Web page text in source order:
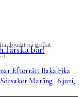
bjudit på grillat
färska bär!
EfterrättBakaFika
SötsakerMaräng.6 juni,